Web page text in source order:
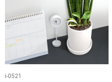
i-0521